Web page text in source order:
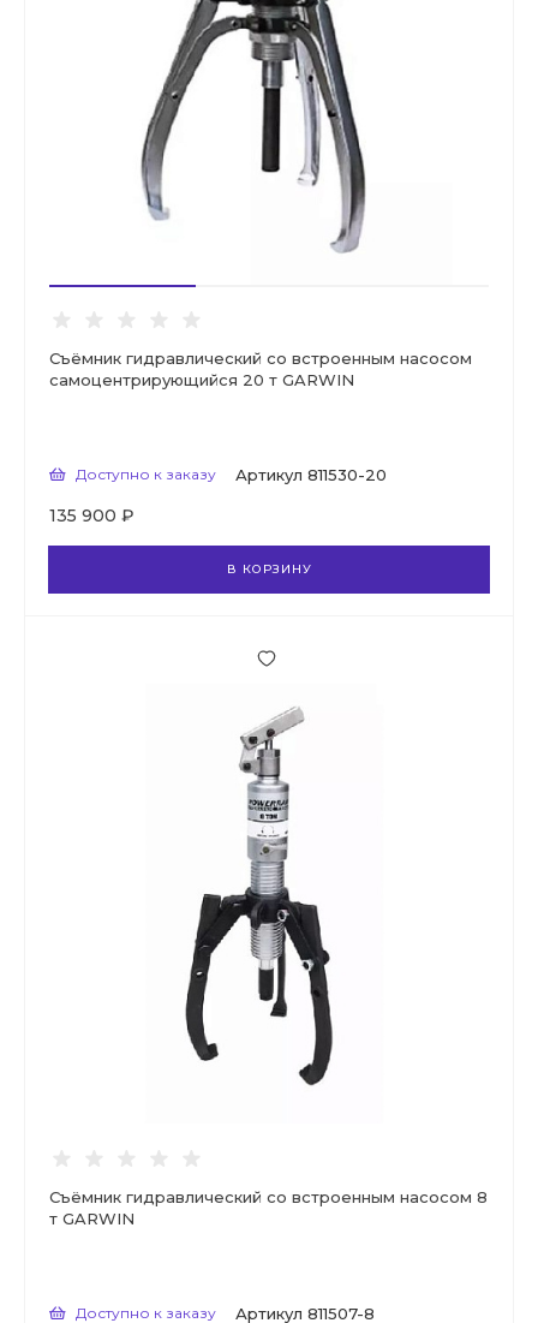
Съёмник гидравлический со встроенным насосом
самоцентрирующийся 20 т GARWIN
Доступно к заказу Артикул 811530-20
135 900 ₽
В КОРЗИНУ
Съёмник гидравлический со встроенным насосом 8
т GARWIN
Доступно к заказу Артикул 811507-8